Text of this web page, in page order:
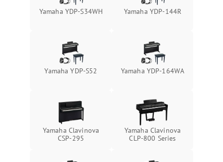
Yamaha YDP-S34WH Yamaha YDP-144R
Yamaha YDP-S52 Yamaha YDP-164WA
Yamaha Clavinova
CSP-295
Yamaha Clavinova
CLP-800 Series